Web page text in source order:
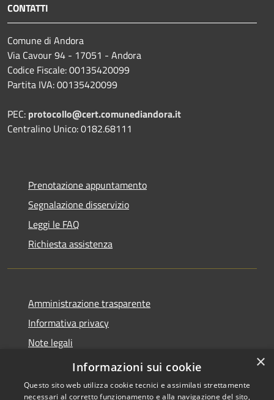
CONTATTI
Comune di Andora
Via Cavour 94 - 17051 - Andora
Codice Fiscale: 00135420099
Partita IVA: 00135420099
PEC: protocollo@cert.comunediandora.it
Centralino Unico: 0182.68111
Prenotazione appuntamento
Segnalazione disservizio
Leggi le FAQ
Richiesta assistenza
Amministrazione trasparente
Informativa privacy
Note legali
Dichiarazione di accessibilità
×
Informazioni sui cookie
Questo sito web utilizza cookie tecnici e assimilati strettamente
necessari al corretto funzionamento e alla navigazione del sito,